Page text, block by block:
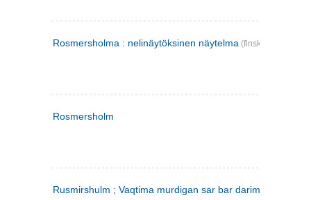
Rosmersholma : nelinäytöksinen näytelma (finsk)
Rosmersholm
Rusmirshulm ; Vaqtima murdigan sar bar darim